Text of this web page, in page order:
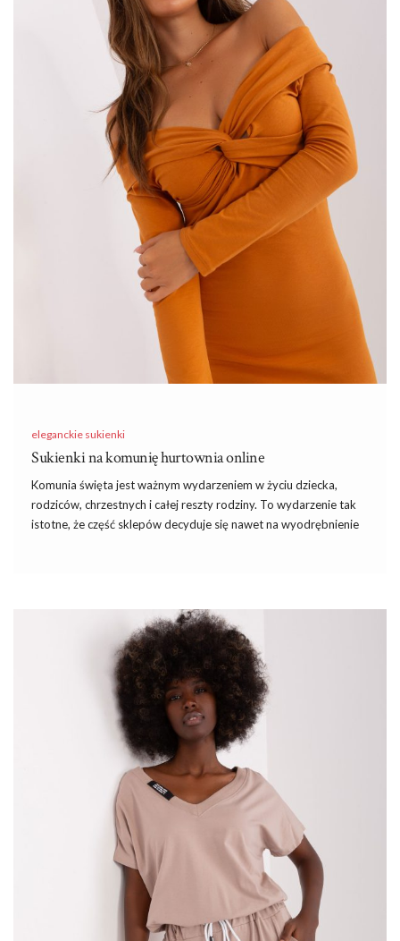
różne okazje (do pracy, gdzie nie obowiązuje dress code, na co
dzień, randkę, imprezę, spotkanie w gronie znajomych).
mają różnorodne odcienie koloru niebieskiego – od
jasnego błękitu, przez turkus, …
eleganckie sukienki
Sukienki na komunię hurtownia online
Komunia święta jest ważnym wydarzeniem w życiu dziecka,
rodziców, chrzestnych i całej reszty rodziny. To wydarzenie tak
istotne, że część sklepów decyduje się nawet na wyodrębnienie
Jak ubrać się na komunię?
W tym ważnym dniu pięknie ubrane powinny być nie tylko dzieci,
ale także dorośli. Szczególny nacisk kładzie się na stylizacje
rodziców oraz chrzestnych dziecka przyjmującego Pierwszą
Komunię Świętą. Kreacje powinny być przede wszystkim
eleganckie. Są więc wykonane z innych materiałów niż na co
dzień. Jeśli stawia się na wzory, są to zazwyczaj sprawdzone
motywy takie jak paski, krata, …